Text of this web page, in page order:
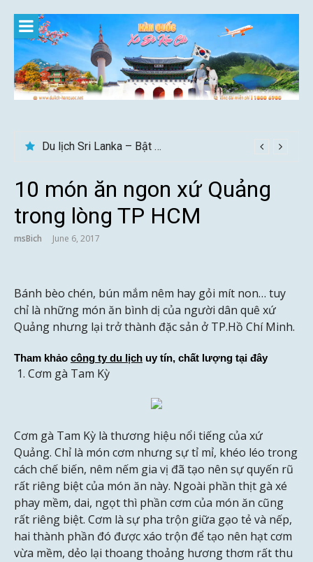
content
Du lịch Sri Lanka – Bật mí nên đi mùa nào đẹp
10 món ăn ngon xứ Quảng
trong lòng TP HCM
msBich June 6, 2017
Bánh bèo chén, bún mắm nêm hay gỏi mít non… tuy
chỉ là những món ăn bình dị của người dân quê xứ
Quảng nhưng lại trở thành đặc sản ở TP.Hồ Chí Minh.
Tham khảo công ty du lịch uy tín, chất lượng tại đây
1. Cơm gà Tam Kỳ
Cơm gà Tam Kỳ là thương hiệu nổi tiếng của xứ
Quảng. Chỉ là món cơm nhưng sự tỉ mỉ, khéo léo trong
cách chế biến, nêm nếm gia vị đã tạo nên sự quyến rũ
rất riêng biệt của món ăn này. Ngoài phần thịt gà xé
phay mềm, dai, ngọt thì phần cơm của món ăn cũng
rất riêng biệt. Cơm là sự pha trộn giữa gạo tẻ và nếp,
hai thành phần đó được xáo trộn để tạo nên hạt cơm
vừa mềm, dẻo lại thoang thoảng hương thơm rất thu